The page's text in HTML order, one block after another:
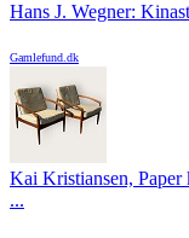
Hans J. Wegner:
Gamlefund.dk
Kai Kristiansen,
...